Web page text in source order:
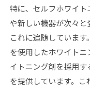
特に、セルフホワイ
や新しい機器が次々
これに追随していま
を使用したホワイト
イトニング剤を採用
を提供しています。